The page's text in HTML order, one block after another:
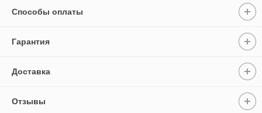
Способы оплаты
Гарантия
Доставка
Отзывы